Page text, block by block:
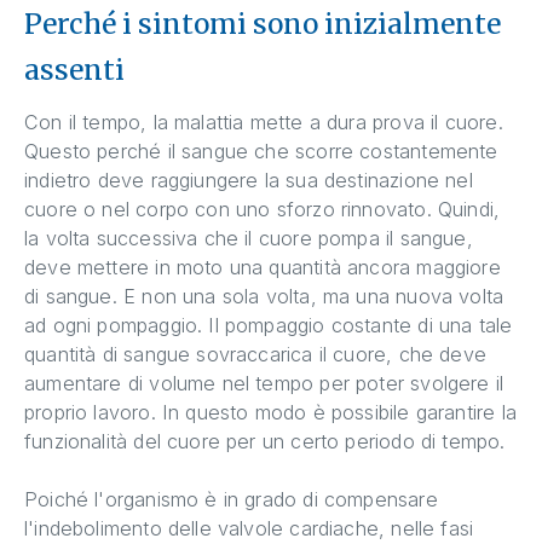
Perché i sintomi sono inizialmente
assenti
Con il tempo, la malattia mette a dura prova il cuore.
Questo perché il sangue che scorre costantemente
indietro deve raggiungere la sua destinazione nel
cuore o nel corpo con uno sforzo rinnovato. Quindi,
la volta successiva che il cuore pompa il sangue,
deve mettere in moto una quantità ancora maggiore
di sangue. E non una sola volta, ma una nuova volta
ad ogni pompaggio. Il pompaggio costante di una tale
quantità di sangue sovraccarica il cuore, che deve
aumentare di volume nel tempo per poter svolgere il
proprio lavoro. In questo modo è possibile garantire la
funzionalità del cuore per un certo periodo di tempo.
Poiché l'organismo è in grado di compensare
l'indebolimento delle valvole cardiache, nelle fasi